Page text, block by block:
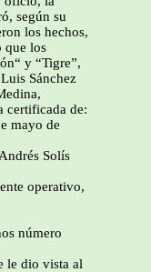
según su
los hechos,
que los
y “Tigre”,
Sánchez
certificada de:
mayo de
Solís
operativo,
número
le dio vista al